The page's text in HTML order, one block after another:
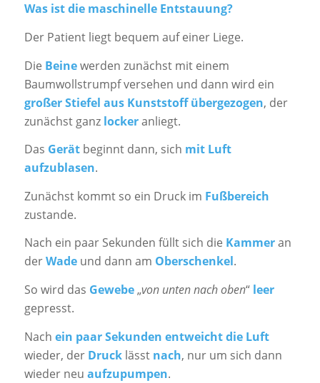
Was ist die maschinelle Entstauung?
Der Patient liegt bequem auf einer Liege.
Die Beinewerden zunächst mit einem
Baumwollstrumpf versehen und dann wird ein
großer Stiefel aus Kunststoff übergezogen, der
zunächst ganz lockeranliegt.
Das Gerätbeginnt dann, sich mit Luft
aufzublasen.
Zunächst kommt so ein Druck im Fußbereich
zustande.
Nach ein paar Sekunden füllt sich die Kammeran
derWadeund dann am Oberschenkel.
So wird das Gewebe„von unten nach oben“ leer
gepresst.
Nach ein paar Sekunden entweicht die Luft
wieder, der Drucklässt nach, nur um sich dann
wieder neu aufzupumpen.